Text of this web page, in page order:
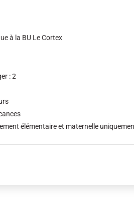
à la BU Le Cortex
: 2
élémentaire et maternelle